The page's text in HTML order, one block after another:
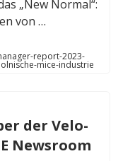
„New Normal“:
von …
report-2023-
mice-industrie
der Velo-
Newsroom